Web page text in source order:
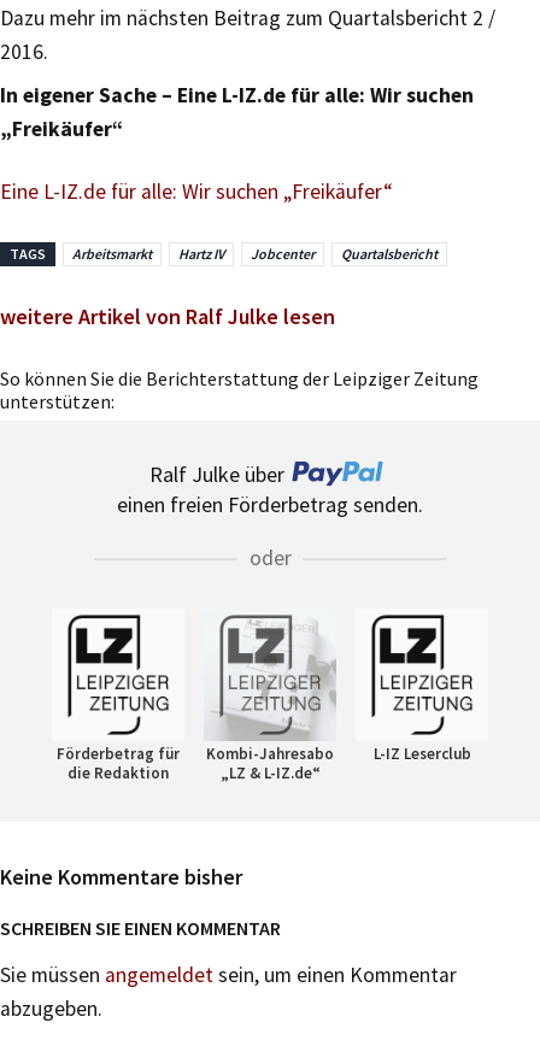
Dazu mehr im nächsten Beitrag zum Quartalsbericht 2 /
2016.
In eigener Sache – Eine L-IZ.de für alle: Wir suchen
„Freikäufer“
Eine L-IZ.de für alle: Wir suchen „Freikäufer“
TAGS Arbeitsmarkt Hartz IV Jobcenter Quartalsbericht
weitere Artikel von Ralf Julke lesen
So können Sie die Berichterstattung der Leipziger Zeitung
unterstützen:
Ralf Julke über
einen freien Förderbetrag senden.
oder
Förderbetrag für
die Redaktion
Kombi-Jahresabo
„LZ & L-IZ.de“
L-IZ Leserclub
Keine Kommentare bisher
SCHREIBEN SIE EINEN KOMMENTAR
Sie müssen angemeldetsein, um einen Kommentar
abzugeben.